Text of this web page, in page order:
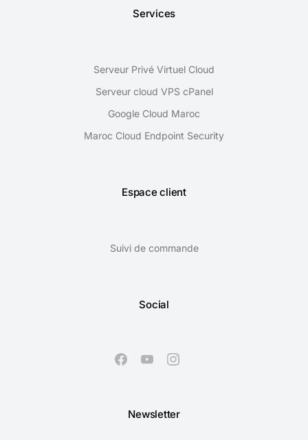
Services
Serveur Privé Virtuel Cloud
Serveur cloud VPS cPanel
Google Cloud Maroc
Maroc Cloud Endpoint Security
Espace client
Suivi de commande
Social
Newsletter